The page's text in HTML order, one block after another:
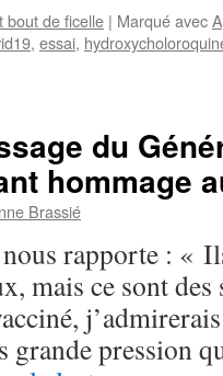
bout de ficelle | Marqué avec
, essai,
du
hommage
Brassié
rapporte : «
mais ce sont
grande pression